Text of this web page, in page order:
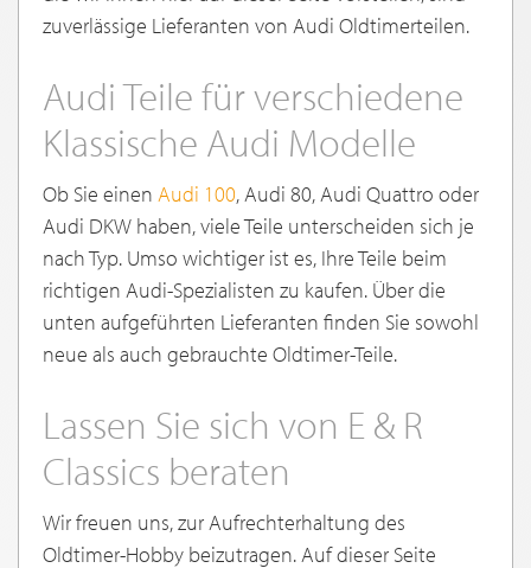
zuverlässige Lieferanten von Audi Oldtimerteilen.
Audi Teile für verschiedene
Klassische Audi Modelle
Ob Sie einen Audi 100, Audi 80, Audi Quattro oder
Audi DKW haben, viele Teile unterscheiden sich je
nach Typ. Umso wichtiger ist es, Ihre Teile beim
richtigen Audi-Spezialisten zu kaufen. Über die
unten aufgeführten Lieferanten finden Sie sowohl
neue als auch gebrauchte Oldtimer-Teile.
Lassen Sie sich von E & R
Classics beraten
Wir freuen uns, zur Aufrechterhaltung des
Oldtimer-Hobby beizutragen. Auf dieser Seite